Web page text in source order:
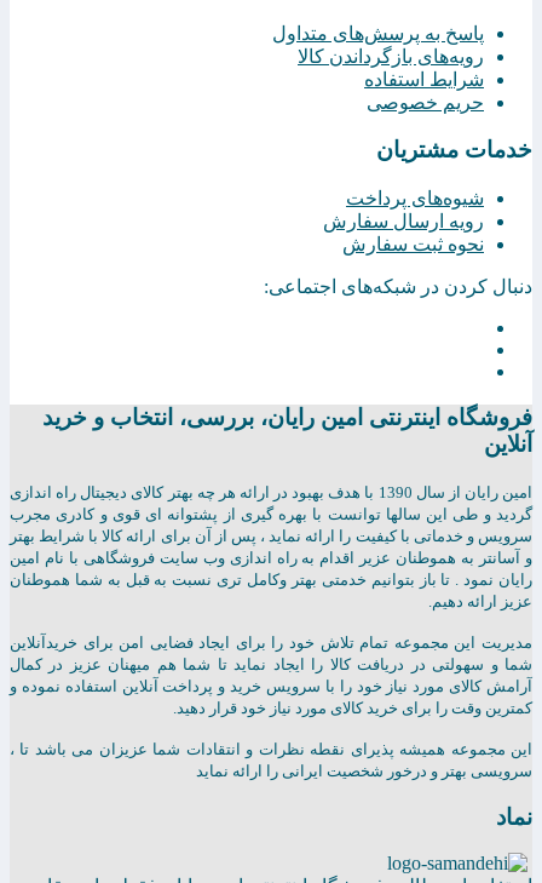
پاسخ به پرسش‌های متداول
رویه‌های بازگرداندن کالا
شرایط استفاده
حریم خصوصی
خدمات مشتریان
شیوه‌های پرداخت
رویه ارسال سفارش
نحوه ثبت سفارش
دنبال کردن در شبکه‌های اجتماعی:
فروشگاه اینترنتی امين رايان، بررسی، انتخاب و خرید
آنلاین
امين رايان از سال 1390 با هدف بهبود در ارائه هر چه بهتر کالای دیجیتال راه اندازی
گردید و طی این سالها توانست با بهره گیری از پشتوانه ای قوی و کادری مجرب
سرویس و خدماتی با کیفیت را ارائه نماید ، پس از آن برای ارائه کالا با شرایط بهتر
و آسانتر به هموطنان عزیر اقدام به راه اندازی وب سایت فروشگاهی با نام امین
رایان نمود . تا باز بتوانیم خدمتی بهتر وکامل تری نسبت به قبل به شما هموطنان
عزیز ارائه دهیم.
مدیریت این مجموعه تمام تلاش خود را برای ایجاد فضایی امن برای خریدآنلاین
شما و سهولتی در دریافت کالا را ایجاد نماید تا شما هم میهنان عزیز در کمال
آرامش کالای مورد نیاز خود را با سرویس خرید و پرداخت آنلاین استفاده نموده و
کمترین وقت را برای خرید کالای مورد نیاز خود قرار دهید.
این مجموعه همیشه پذیرای نقطه نظرات و انتقادات شما عزیزان می باشد تا ،
سرویسی بهتر و درخور شخصیت ایرانی را ارائه نماید
نماد